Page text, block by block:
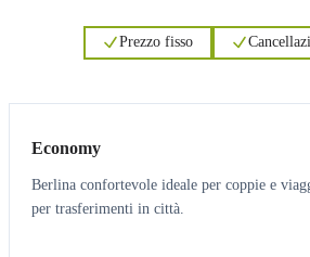
Prezzo fisso
Economy
Berlina confortevole ideale per coppie e
per trasferimenti in città.